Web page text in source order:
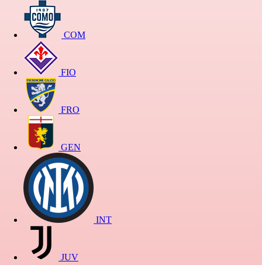
COM
FIO
FRO
GEN
INT
JUV